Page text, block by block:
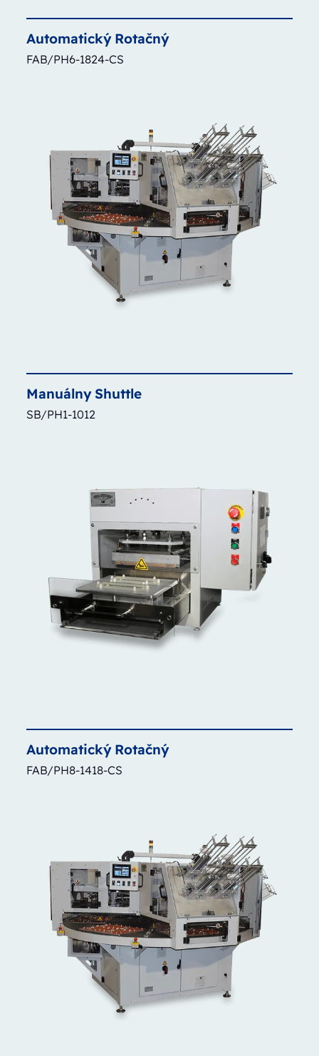
Automatický Rotačný
FAB/PH6-1824-CS
ManuálnyShuttle
SB/PH1-1012
Automatický Rotačný
FAB/PH8-1418-CS